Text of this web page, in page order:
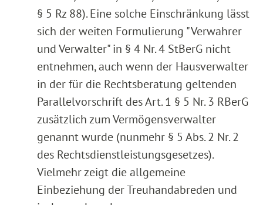
§ 5 Rz 88). Eine solche Einschränkung lässt
sich der weiten Formulierung "Verwahrer
und Verwalter" in § 4 Nr. 4 StBerG nicht
entnehmen, auch wenn der Hausverwalter
in der für die Rechtsberatung geltenden
Parallelvorschrift des Art. 1 § 5 Nr. 3 RBerG
zusätzlich zum Vermögensverwalter
genannt wurde (nunmehr § 5 Abs. 2 Nr. 2
des Rechtsdienstleistungsgesetzes).
Vielmehr zeigt die allgemeine
Einbeziehung der Treuhandabreden und